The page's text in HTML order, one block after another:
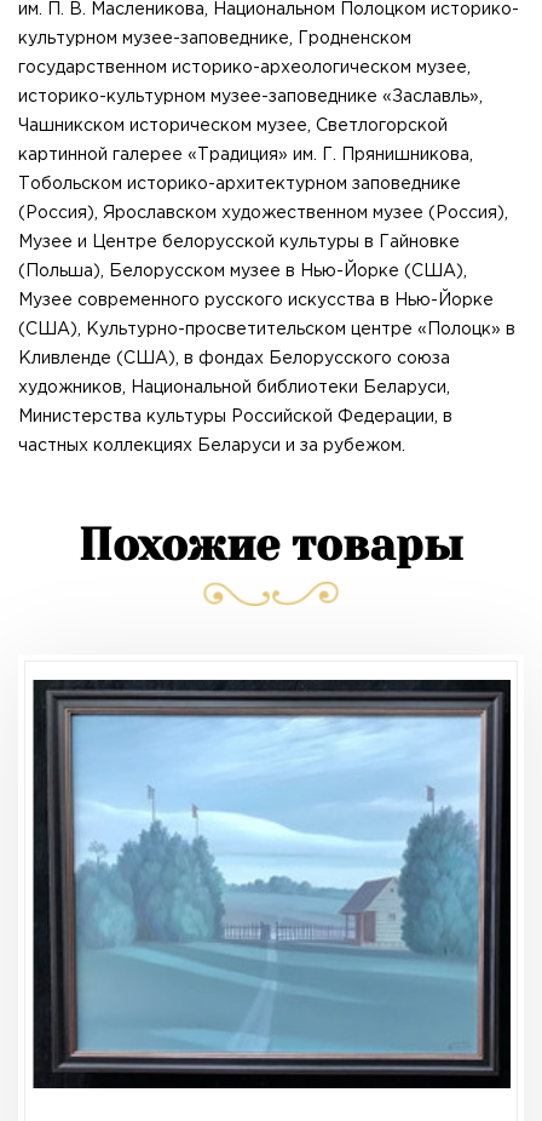
им. П. В. Масленикова, Национальном Полоцком историко-
культурном музее-заповеднике, Гродненском
государственном историко-археологическом музее,
историко-культурном музее-заповеднике «Заславль»,
Чашникском историческом музее, Светлогорской
картинной галерее «Традиция» им. Г. Прянишникова,
Тобольском историко-архитектурном заповеднике
(Россия), Ярославском художественном музее (Россия),
Музее и Центре белорусской культуры в Гайновке
(Польша), Белорусском музее в Нью-Йорке (США),
Музее современного русского искусства в Нью-Йорке
(США), Культурно-просветительском центре «Полоцк» в
Кливленде (США), в фондах Белорусского союза
художников, Национальной библиотеки Беларуси,
Министерства культуры Российской Федерации, в
частных коллекциях Беларуси и за рубежом.
Похожие товары